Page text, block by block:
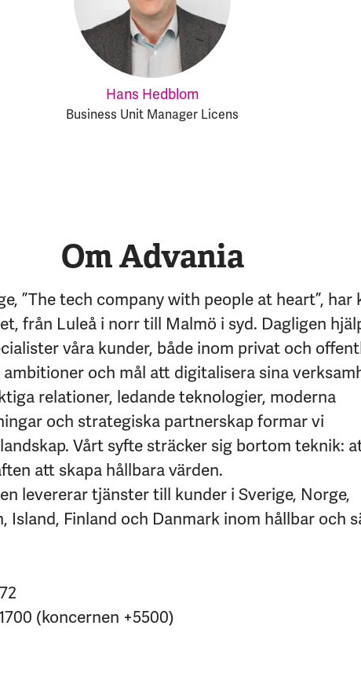
Hans Hedblom
Business Unit Manager Licens
Om Advania
”The tech company with people at heart”, har
från Luleå i norr till Malmö i syd. Dagligen
våra kunder, både inom privat och
ambitioner och mål att digitalisera sina
relationer, ledande teknologier, moderna
och strategiska partnerskap formar vi
Vårt syfte sträcker sig bortom teknik:
att skapa hållbara värden.
levererar tjänster till kunder i Sverige, Norge,
Island, Finland och Danmark inom hållbar och
(koncernen +5500)